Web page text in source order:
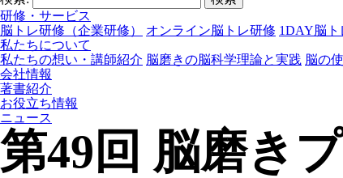
研修・サービス
脳トレ研修（企業研修）
オンライン脳トレ研修 1DAY脳ト
私たちについて
私たちの想い・講師紹介 脳磨きの脳科学理論と実践 脳の
会社情報
著書紹介
お役立ち情報
ニュース
第49回 脳磨き